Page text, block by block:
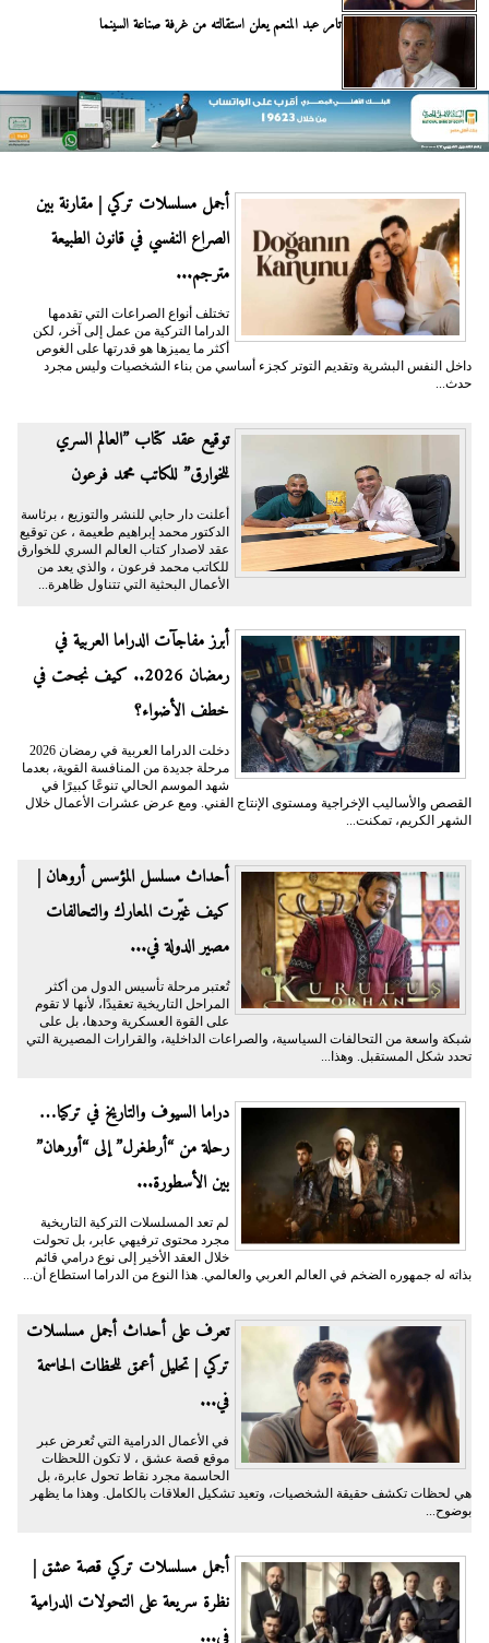
تامر عبد المنعم يعلن استقالته من غرفة صناعة السينما
أجمل مسلسلات تركي | مقارنة بين
الصراع النفسي في قانون الطبيعة
مترجم...
تختلف أنواع الصراعات التي تقدمها
الدراما التركية من عمل إلى آخر، لكن
أكثر ما يميزها هو قدرتها على الغوص
داخل النفس البشرية وتقديم التوتر كجزء أساسي من بناء الشخصيات وليس مجرد
حدث...
توقيع عقد كتاب ”العالم السري
للخوارق” للكاتب محمد فرعون
أعلنت دار حابي للنشر والتوزيع ، برئاسة
الدكتور محمد إبراهيم طعيمة ، عن توقيع
عقد لاصدار كتاب العالم السري للخوارق
للكاتب محمد فرعون ، والذي يعد من
الأعمال البحثية التي تتناول ظاهرة...
أبرز مفاجآت الدراما العربية في
رمضان 2026.. كيف نجحت في
خطف الأضواء؟
دخلت الدراما العربية في رمضان 2026
مرحلة جديدة من المنافسة القوية، بعدما
شهد الموسم الحالي تنوعًا كبيرًا في
القصص والأساليب الإخراجية ومستوى الإنتاج الفني. ومع عرض عشرات الأعمال خلال
الشهر الكريم، تمكنت...
أحداث مسلسل المؤسس أروهان |
كيف غيّرت المعارك والتحالفات
مصير الدولة في...
تُعتبر مرحلة تأسيس الدول من أكثر
المراحل التاريخية تعقيدًا، لأنها لا تقوم
على القوة العسكرية وحدها، بل على
شبكة واسعة من التحالفات السياسية، والصراعات الداخلية، والقرارات المصيرية التي
تحدد شكل المستقبل. وهذا...
دراما السيوف والتاريخ في تركيا…
رحلة من “أرطغرل” إلى “أورهان”
بين الأسطورة...
لم تعد المسلسلات التركية التاريخية
مجرد محتوى ترفيهي عابر، بل تحولت
خلال العقد الأخير إلى نوع درامي قائم
بذاته له جمهوره الضخم في العالم العربي والعالمي. هذا النوع من الدراما استطاع أن...
تعرف على أحداث أجمل مسلسلات
تركي | تحليل أعمق للحظات الحاسمة
في...
في الأعمال الدرامية التي تُعرض عبر
موقع قصة عشق ، لا تكون اللحظات
الحاسمة مجرد نقاط تحول عابرة، بل
هي لحظات تكشف حقيقة الشخصيات، وتعيد تشكيل العلاقات بالكامل. وهذا ما يظهر
بوضوح...
أجمل مسلسلات تركي قصة عشق |
نظرة سريعة على التحولات الدرامية